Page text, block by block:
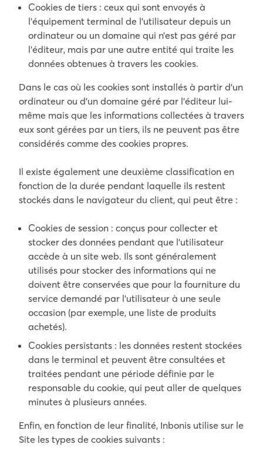
Cookies de tiers : ceux qui sont envoyés à
l’équipement terminal de l’utilisateur depuis un
ordinateur ou un domaine qui n’est pas géré par
l’éditeur, mais par une autre entité qui traite les
données obtenues à travers les cookies.
Dans le cas où les cookies sont installés à partir d’un
ordinateur ou d’un domaine géré par l’éditeur lui-
même mais que les informations collectées à travers
eux sont gérées par un tiers, ils ne peuvent pas être
considérés comme des cookies propres.
Il existe également une deuxième classification en
fonction de la durée pendant laquelle ils restent
stockés dans le navigateur du client, qui peut être :
Cookies de session : conçus pour collecter et
stocker des données pendant que l’utilisateur
accède à un site web. Ils sont généralement
utilisés pour stocker des informations qui ne
doivent être conservées que pour la fourniture du
service demandé par l’utilisateur à une seule
occasion (par exemple, une liste de produits
achetés).
Cookies persistants : les données restent stockées
dans le terminal et peuvent être consultées et
traitées pendant une période définie par le
responsable du cookie, qui peut aller de quelques
minutes à plusieurs années.
Enfin, en fonction de leur finalité, Inbonis utilise sur le
Site les types de cookies suivants :